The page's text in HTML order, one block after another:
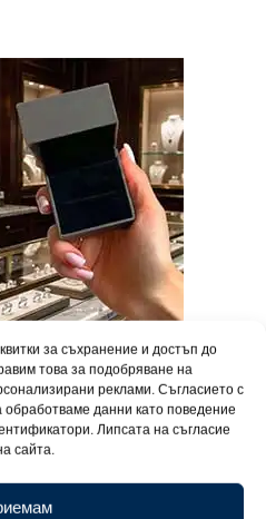
за съхранение и достъп до
това за подобряване на
реклами. Съгласието с
обработваме данни като поведение
Липсата на съгласие
сайта.
Вашето бижу пристига в
готово да зарадва любим